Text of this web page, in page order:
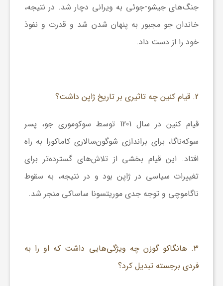
جنگ‌های جیشو-جوئی به ویرانی دچار شد. در نتیجه،
خاندان جو مجبور به پنهان شدن شد و قدرت و نفوذ
خود را از دست داد.
2. قیام کنین چه تاثیری بر تاریخ ژاپن داشت؟
قیام کنین در سال 1201 توسط سوکوموری جو، پسر
سوکه‌ناگا، برای براندازی شوگون‌سالاری کاماکورا به راه
افتاد. این قیام بخشی از تلاش‌های گسترده‌تر برای
تغییرات سیاسی در ژاپن بود و در نتیجه، به سقوط
ناگاموچی و توجه جدی موریتسونا ساساکی منجر شد.
3. هانگاکو گوزن چه ویژگی‌هایی داشت که او را به
فردی برجسته تبدیل کرد؟